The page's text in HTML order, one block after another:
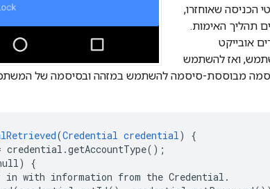
הכניסה שאוחזרו,
תהליך האימות.
ואז להשתמש
(Credential credential)
{
credential.getAccountType() ;
{
in with information from the Credential.